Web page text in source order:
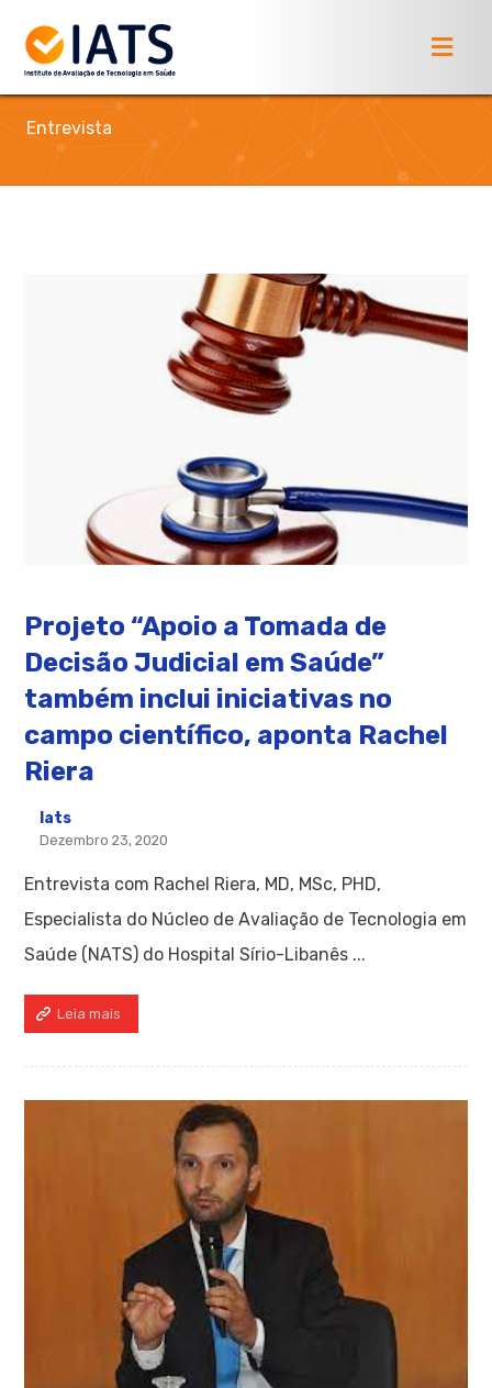
Entrevista
Projeto “Apoio a Tomada de
Decisão Judicial em Saúde”
também inclui iniciativas no
campo científico, aponta Rachel
Riera
Iats
Dezembro 23, 2020
Entrevista com Rachel Riera, MD, MSc, PHD,
Especialista do Núcleo de Avaliação de Tecnologia em
Saúde (NATS) do Hospital Sírio-Libanês ...
Leia mais